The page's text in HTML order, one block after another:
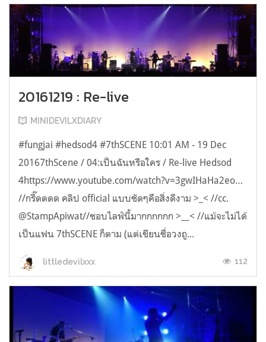
20161219 : Re-live
MINIDEVILXDIARY
#fungjai #hedsod4 #7thSCENE 10:01 AM - 19 Dec
20167thScene / 04:เป็นฉันหรือใคร / Re-live Hedsod
4https://www.youtube.com/watch?v=3gwIHaHa2eo…
//กรี๊ดดดด คลิป official แบบชัดๆคือสิ่งดีงาม >_< //cc.
@StampApiwat//ชอบไลฟ์นี้มากกกกกก >__< //แม้จะไม่ได้
เป็นแฟน 7thSCENE ก็ตาม (แต่เขียนชื่อวงถู...
littledevilxxx 112